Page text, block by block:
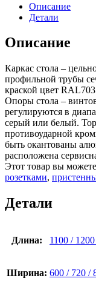
Описание
Детали
Описание
Каркас стола –
профильной трубы
краской цвет
Опоры стола –
регулируются в
серый или белый.
противоударной
быть окантованы
расположена
Этот товар вы
розетками,
Детали
Длина: 1100 /
Ширина: 600 / 720 /